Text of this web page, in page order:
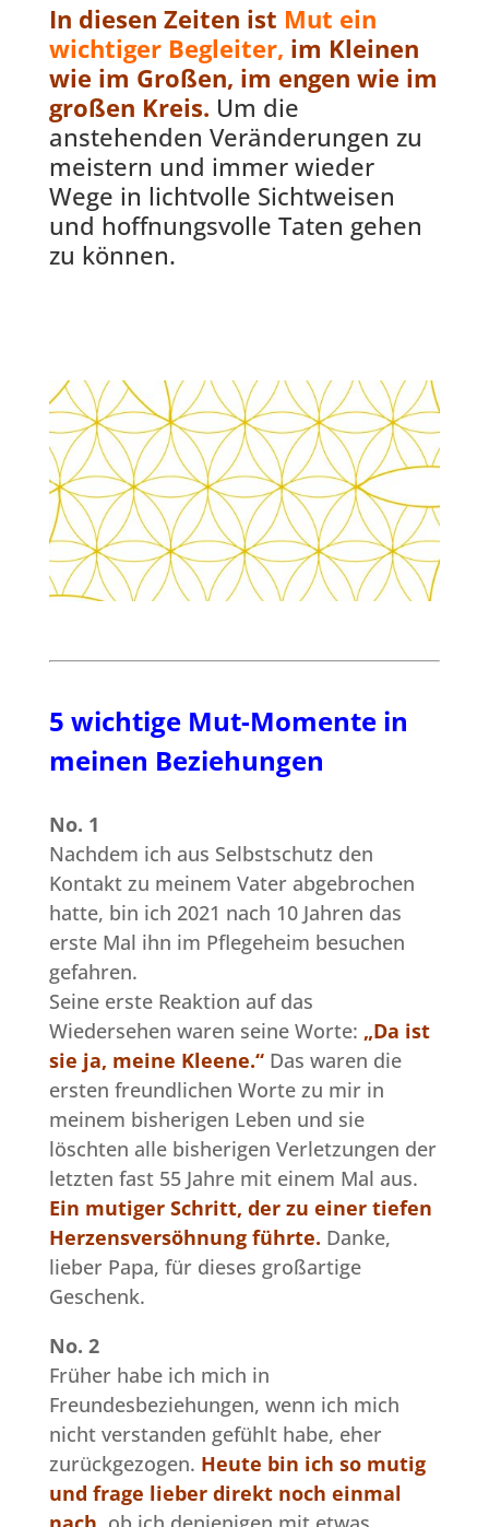
In diesen Zeiten ist Mut ein
wichtiger Begleiter, im Kleinen
wie im Großen, im engen wie im
großen Kreis. Um die
anstehenden Veränderungen zu
meistern und immer wieder
Wege in lichtvolle Sichtweisen
und hoffnungsvolle Taten gehen
zu können.
5 wichtige Mut-Momente in
meinen Beziehungen
No. 1
Nachdem ich aus Selbstschutz den
Kontakt zu meinem Vater abgebrochen
hatte, bin ich 2021 nach 10 Jahren das
erste Mal ihn im Pflegeheim besuchen
gefahren.
Seine erste Reaktion auf das
Wiedersehen waren seine Worte: „Da ist
sie ja, meine Kleene.“ Das waren die
ersten freundlichen Worte zu mir in
meinem bisherigen Leben und sie
löschten alle bisherigen Verletzungen der
letzten fast 55 Jahre mit einem Mal aus.
Ein mutiger Schritt, der zu einer tiefen
Herzensversöhnung führte. Danke,
lieber Papa, für dieses großartige
Geschenk.
No. 2
Früher habe ich mich in
Freundesbeziehungen, wenn ich mich
nicht verstanden gefühlt habe, eher
zurückgezogen. Heute bin ich so mutig
und frage lieber direkt noch einmal